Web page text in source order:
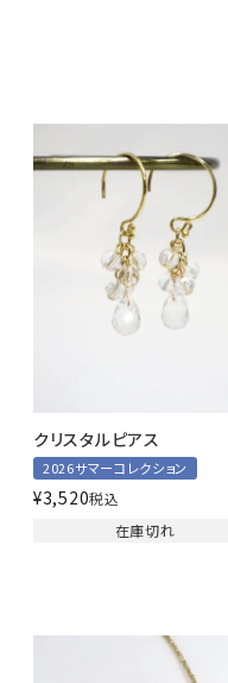
クリスタルピアス
2026サマーコレクション
¥3,520税込
在庫切れ